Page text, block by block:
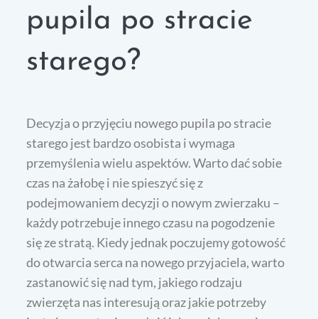
pupila po stracie
starego?
Decyzja o przyjęciu nowego pupila po stracie
starego jest bardzo osobista i wymaga
przemyślenia wielu aspektów. Warto dać sobie
czas na żałobę i nie spieszyć się z
podejmowaniem decyzji o nowym zwierzaku –
każdy potrzebuje innego czasu na pogodzenie
się ze stratą. Kiedy jednak poczujemy gotowość
do otwarcia serca na nowego przyjaciela, warto
zastanowić się nad tym, jakiego rodzaju
zwierzęta nas interesują oraz jakie potrzeby